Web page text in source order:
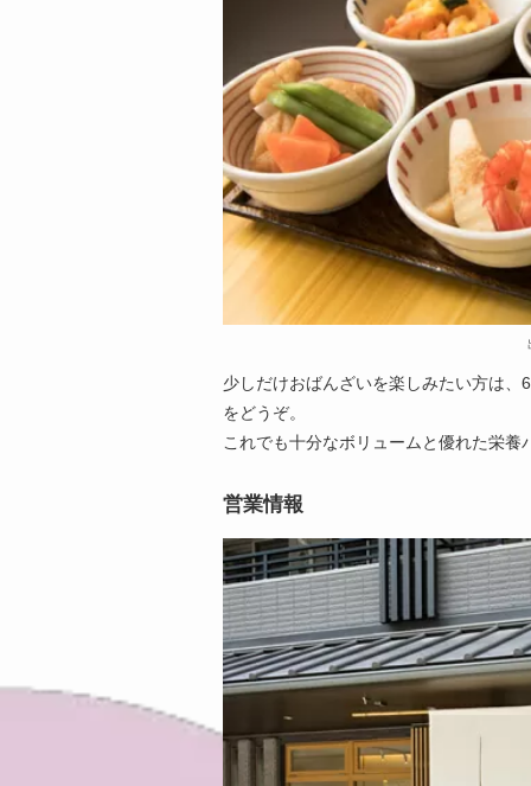
少しだけおばんざいを楽しみたい方は
をどうぞ。
これでも十分なボリュームと優れた栄養
営業情報